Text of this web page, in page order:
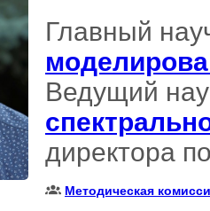
Главный
Ведущий
директора
Методическая